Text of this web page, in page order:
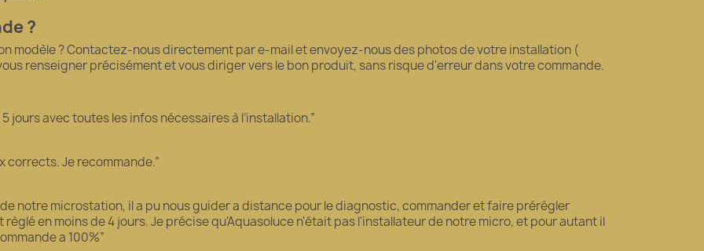
?
modèle ? Contactez-nous directement par e-mail et envoyez-nous des photos de votre installation (
renseigner précisément et vous diriger vers le bon produit, sans risque d'erreur dans votre commande.
avec toutes les infos nécessaires à l’installation.”
Je recommande.”
notre microstation, il a pu nous guider a distance pour le diagnostic, commander et faire prérégler
en moins de 4 jours. Je précise qu'Aquasoluce n'était pas l'installateur de notre micro, et pour autant il
a 100%”